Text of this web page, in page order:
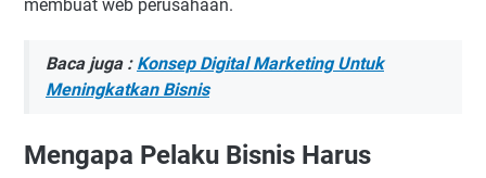
membuat web perusahaan.
Baca juga : Konsep Digital Marketing Untuk
Meningkatkan Bisnis
Mengapa Pelaku Bisnis Harus